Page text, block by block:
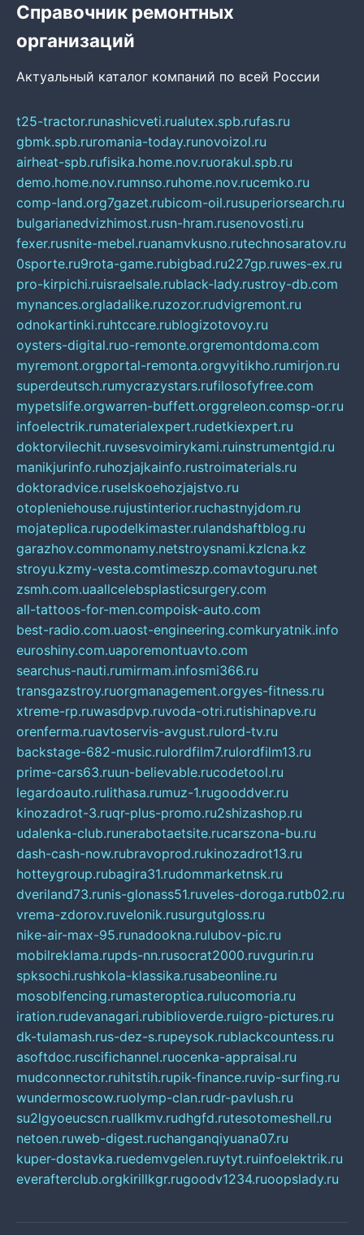
Справочник ремонтных
организаций
Актуальный каталог компаний по всей России
t25-tractor.runashicveti.rualutex.spb.rufas.ru
gbmk.spb.ruromania-today.runovoizol.ru
airheat-spb.rufisika.home.nov.ruorakul.spb.ru
demo.home.nov.rumnso.ruhome.nov.rucemko.ru
comp-land.org7gazet.rubicom-oil.rusuperiorsearch.ru
bulgarianedvizhimost.rusn-hram.rusenovosti.ru
fexer.rusnite-mebel.ruanamvkusno.rutechnosaratov.ru
0sporte.ru9rota-game.rubigbad.ru227gp.ruwes-ex.ru
pro-kirpichi.ruisraelsale.rublack-lady.rustroy-db.com
mynances.orgladalike.ruzozor.rudvigremont.ru
odnokartinki.ruhtccare.rublogizotovoy.ru
oysters-digital.ruo-remonte.orgremontdoma.com
myremont.orgportal-remonta.orgvyitikho.rumirjon.ru
superdeutsch.rumycrazystars.rufilosofyfree.com
mypetslife.orgwarren-buffett.orggreleon.comsp-or.ru
infoelectrik.rumaterialexpert.rudetkiexpert.ru
doktorvilechit.ruvsesvoimirykami.ruinstrumentgid.ru
manikjurinfo.ruhozjajkainfo.rustroimaterials.ru
doktoradvice.ruselskoehozjajstvo.ru
otopleniehouse.rujustinterior.ruchastnyjdom.ru
mojateplica.rupodelkimaster.rulandshaftblog.ru
garazhov.commonamy.netstroysnami.kzlcna.kz
stroyu.kzmy-vesta.comtimeszp.comavtoguru.net
zsmh.com.uaallcelebsplasticsurgery.com
all-tattoos-for-men.compoisk-auto.com
best-radio.com.uaost-engineering.comkuryatnik.info
euroshiny.com.uaporemontuavto.com
searchus-nauti.rumirmam.infosmi366.ru
transgazstroy.ruorgmanagement.orgyes-fitness.ru
xtreme-rp.ruwasdpvp.ruvoda-otri.rutishinapve.ru
orenferma.ruavtoservis-avgust.rulord-tv.ru
backstage-682-music.rulordfilm7.rulordfilm13.ru
prime-cars63.ruun-believable.rucodetool.ru
legardoauto.rulithasa.rumuz-1.rugooddver.ru
kinozadrot-3.ruqr-plus-promo.ru2shizashop.ru
udalenka-club.runerabotaetsite.rucarszona-bu.ru
dash-cash-now.rubravoprod.rukinozadrot13.ru
hotteygroup.rubagira31.rudommarketnsk.ru
dveriland73.runis-glonass51.ruveles-doroga.rutb02.ru
vrema-zdorov.ruvelonik.rusurgutgloss.ru
nike-air-max-95.runadookna.rulubov-pic.ru
mobilreklama.rupds-nn.rusocrat2000.ruvgurin.ru
spksochi.rushkola-klassika.rusabeonline.ru
mosoblfencing.rumasteroptica.rulucomoria.ru
iration.rudevanagari.rubiblioverde.ruigro-pictures.ru
dk-tulamash.rus-dez-s.rupeysok.rublackcountess.ru
asoftdoc.ruscifichannel.ruocenka-appraisal.ru
mudconnector.ruhitstih.rupik-finance.ruvip-surfing.ru
wundermoscow.ruolymp-clan.rudr-pavlush.ru
su2lgyoeucscn.ruallkmv.rudhgfd.rutesotomeshell.ru
netoen.ruweb-digest.ruchanganqiyuana07.ru
kuper-dostavka.ruedemvgelen.ruytyt.ruinfoelektrik.ru
everafterclub.orgkirillkgr.rugoodv1234.ruoopslady.ru